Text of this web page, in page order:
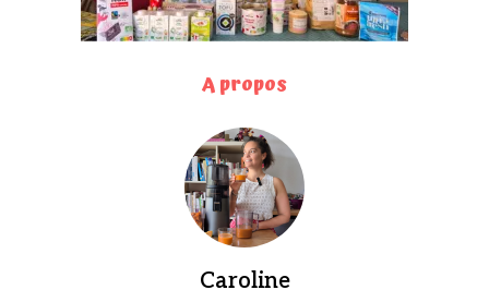
A propos
Caroline